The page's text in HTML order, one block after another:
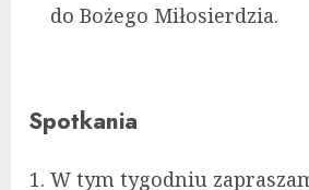
do Bożego Miłosierdzia.
Spotkania
W tym tygodniu